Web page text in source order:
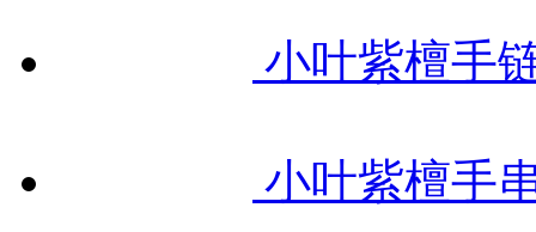
小叶紫檀手
小叶紫檀手